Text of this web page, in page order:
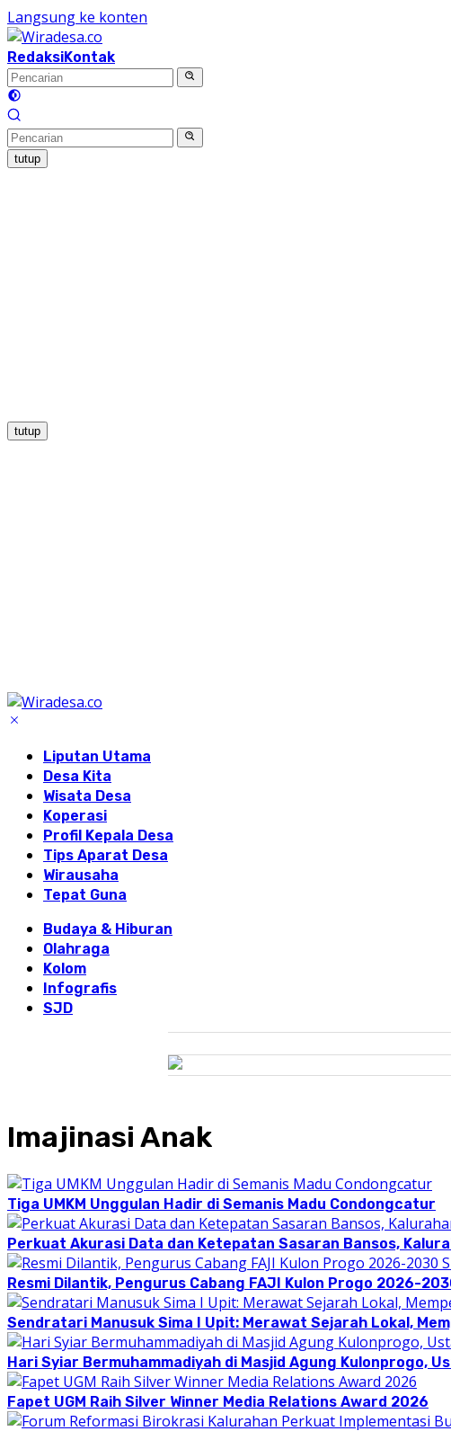
Langsung ke konten
RedaksiKontak
tutup
tutup
Liputan Utama
Desa Kita
Wisata Desa
Koperasi
Profil Kepala Desa
Tips Aparat Desa
Wirausaha
Tepat Guna
Budaya & Hiburan
Olahraga
Kolom
Infografis
SJD
Imajinasi Anak
Tiga UMKM Unggulan Hadir di Semanis Madu Condongcatur
Perkuat Akurasi Data dan Ketepatan Sasaran Bansos,
Resmi Dilantik, Pengurus Cabang FAJI Kulon Progo 2026-
Sendratari Manusuk Sima I Upit: Merawat Sejarah Lokal,
Hari Syiar Bermuhammadiyah di Masjid Agung Kulonprogo,
Fapet UGM Raih Silver Winner Media Relations Award 2026